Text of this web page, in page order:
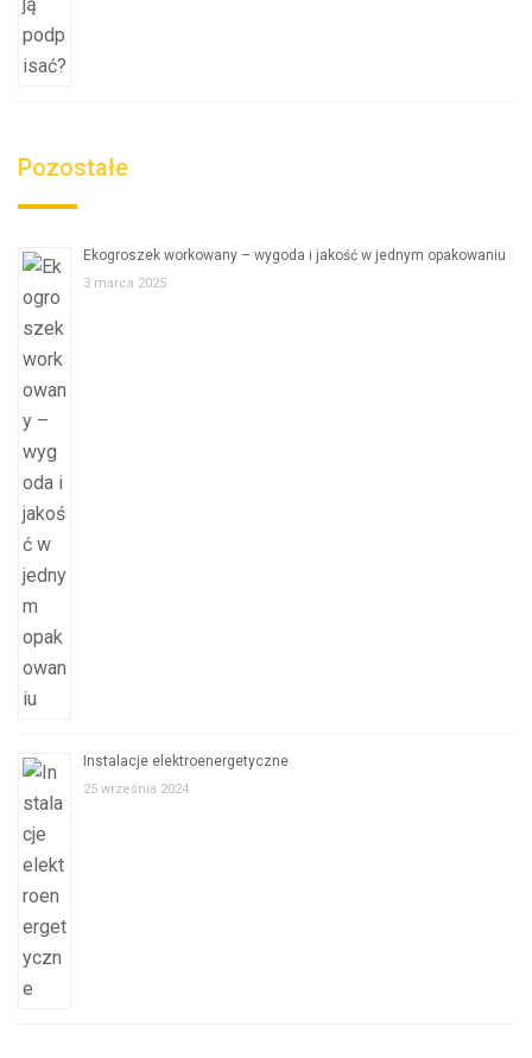
Pozostałe
Ekogroszek workowany – wygoda i jakość w jednym opakowaniu
3 marca 2025
Instalacje elektroenergetyczne
25 września 2024